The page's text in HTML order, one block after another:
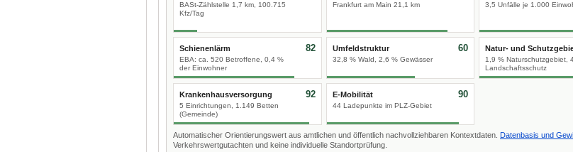
BASt-Zählstelle 1,7 km, 100.715
Kfz/Tag
Frankfurt am Main 21,1 km 3,5 Unfälle je 1.000
Schienenlärm
EBA: ca. 520 Betroffene, 0,4 %
der Einwohner
82 Umfeldstruktur
32,8 % Wald, 2,6 % Gewässer
60 Natur- und
1,9 % Naturschutzgebiet,
Landschaftsschutz
Krankenhausversorgung
5 Einrichtungen, 1.149 Betten
(Gemeinde)
92 E-Mobilität
44 Ladepunkte im PLZ-Gebiet
90
Automatischer Orientierungswert aus amtlichen und öffentlich nachvollziehbaren Kontextdaten. Datenbasis und
Verkehrswertgutachten und keine individuelle Standortprüfung.